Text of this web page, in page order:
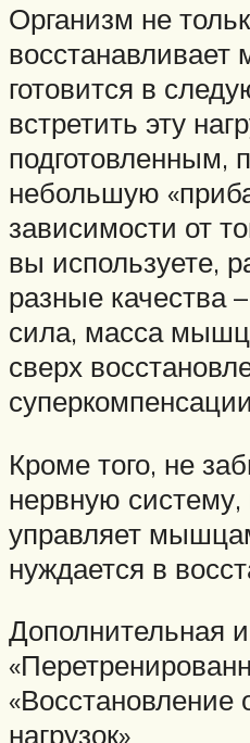
Организм не
готовится в
встретить эту
подготовленным,
небольшую
зависимости от
вы используете,
разные качества
сила, масса
сверх
Кроме того, не
нервную
управляет
нуждается в
Дополнительная
«Восстановление
нагрузок»